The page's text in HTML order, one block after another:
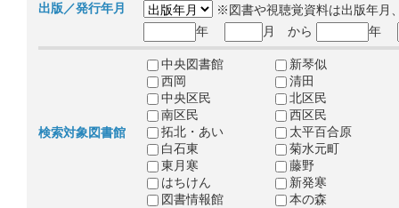
出版／発行年月
※図書や視聴覚資料は出版年月
年
月 から 年
検索対象図書館
中央図書館
新琴似
西岡
清田
中央区民
北区民
南区民
西区民
拓北・あい
太平百合原
白石東
菊水元町
東月寒
藤野
はちけん
新発寒
図書情報館
本の森